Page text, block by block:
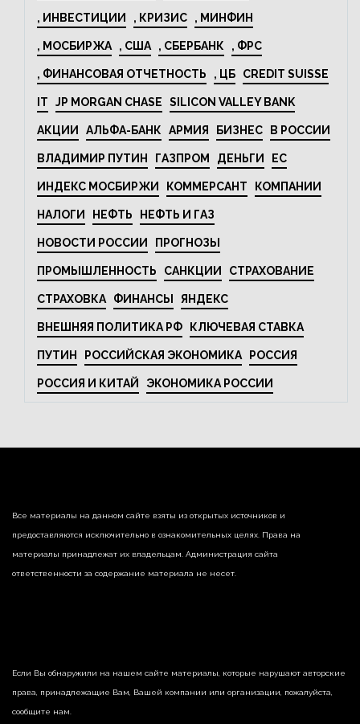
, ИНВЕСТИЦИИ , КРИЗИС , МИНФИН
, МОСБИРЖА , США , СБЕРБАНК , ФРС
, ФИНАНСОВАЯ ОТЧЕТНОСТЬ , ЦБ CREDIT SUISSE
IT JP MORGAN CHASE SILICON VALLEY BANK
АКЦИИ АЛЬФА-БАНК АРМИЯ БИЗНЕС В РОССИИ
ВЛАДИМИР ПУТИН ГАЗПРОМ ДЕНЬГИ ЕС
ИНДЕКС МОСБИРЖИ КОММЕРСАНТ КОМПАНИИ
НАЛОГИ НЕФТЬ НЕФТЬ И ГАЗ
НОВОСТИ РОССИИ ПРОГНОЗЫ
ПРОМЫШЛЕННОСТЬ САНКЦИИ СТРАХОВАНИЕ
СТРАХОВКА ФИНАНСЫ ЯНДЕКС
ВНЕШНЯЯ ПОЛИТИКА РФ КЛЮЧЕВАЯ СТАВКА
ПУТИН РОССИЙСКАЯ ЭКОНОМИКА РОССИЯ
РОССИЯ И КИТАЙ ЭКОНОМИКА РОССИИ
Все материалы на данном сайте взяты из открытых источников и
предоставляются исключительно в ознакомительных целях. Права на
материалы принадлежат их владельцам. Администрация сайта
ответственности за содержание материала не несет.
Если Вы обнаружили на нашем сайте материалы, которые нарушают авторские
права, принадлежащие Вам, Вашей компании или организации, пожалуйста,
сообщите нам.